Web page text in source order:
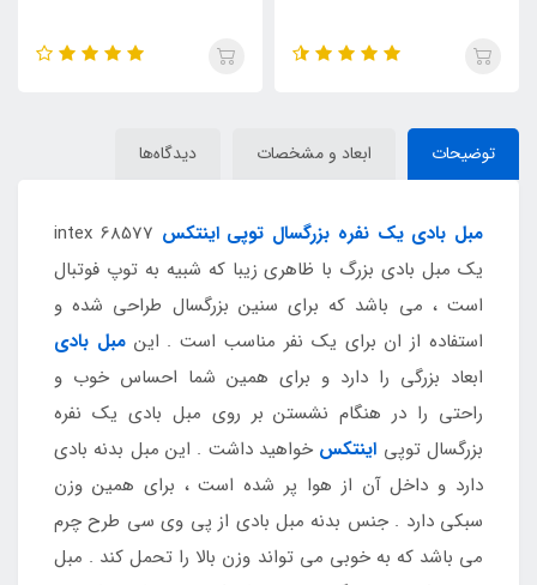
توضیحات ابعاد و مشخصات دیدگاه‌ها
مبل بادی یک نفره بزرگسال توپی اینتکس intex 68577
یک مبل بادی بزرگ با ظاهری زیبا که شبیه به توپ فوتبال
است ، می باشد که برای سنین بزرگسال طراحی شده و
استفاده از ان برای یک نفر مناسب است . اینمبل بادی
ابعاد بزرگی را دارد و برای همین شما احساس خوب و
راحتی را در هنگام نشستن بر روی مبل بادی یک نفره
بزرگسال توپی اینتکس خواهید داشت . این مبل بدنه بادی
دارد و داخل آن از هوا پر شده است ، برای همین وزن
سبکی دارد . جنس بدنه مبل بادی از پی وی سی طرح چرم
می باشد که به خوبی می تواند وزن بالا را تحمل کند . مبل